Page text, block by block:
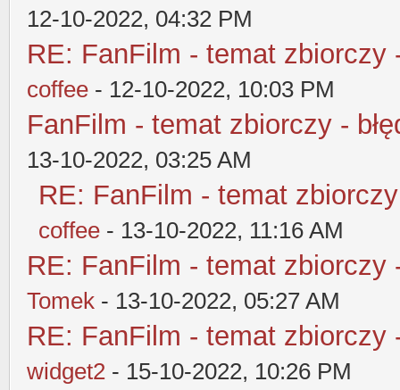
12-10-2022, 04:32 PM
RE: FanFilm - temat zbiorczy
coffee - 12-10-2022, 10:03 PM
FanFilm - temat zbiorczy -
13-10-2022, 03:25 AM
RE: FanFilm - temat
coffee - 13-10-2022, 11:16 AM
RE: FanFilm - temat zbiorczy
Tomek - 13-10-2022, 05:27 AM
RE: FanFilm - temat zbiorczy
widget2 - 15-10-2022, 10:26 PM